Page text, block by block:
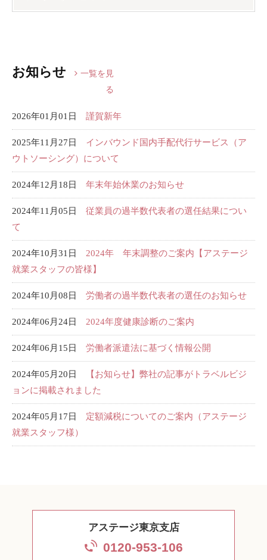
お知らせ
一覧を見
る
2026年01月01日 謹賀新年
2025年11月27日
インバウンド国内手配代行サービス（ア
ウトソーシング）について
2024年12月18日 年末年始休業のお知らせ
2024年11月05日
従業員の過半数代表者の選任結果につい
て
2024年10月31日
2024年 年末調整のご案内【アステージ
就業スタッフの皆様】
2024年10月08日 労働者の過半数代表者の選任のお知らせ
2024年06月24日 2024年度健康診断のご案内
2024年06月15日 労働者派遣法に基づく情報公開
2024年05月20日
【お知らせ】弊社の記事がトラベルビジ
ョンに掲載されました
2024年05月17日
定額減税についてのご案内（アステージ
就業スタッフ様）
アステージ東京支店
0120-953-106